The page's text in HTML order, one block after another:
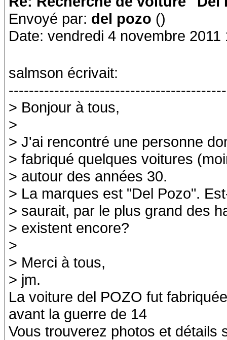
Envoyé par: del pozo ()
Date: vendredi 4 novembre 2011
salmson écrivait:
> Bonjour à tous,
>
> J'ai rencontré une personne
> fabriqué quelques voitures
> autour des années 30.
> La marques est "Del Pozo".
> saurait, par le plus grand des
> existent encore?
>
> Merci à tous,
> jm.
La voiture del POZO fut
avant la guerre de 14
Vous trouverez photos et détails